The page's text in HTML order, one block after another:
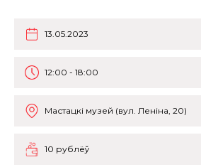
13.05.2023
12:00 - 18:00
Мастацкі музей (вул. Леніна, 20)
10 рублёў